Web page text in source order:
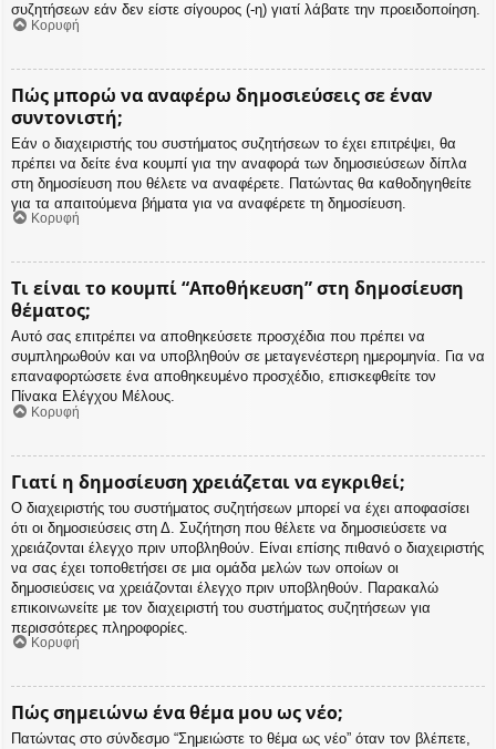
συζητήσεων εάν δεν είστε σίγουρος (-η) γιατί λάβατε την προειδοποίηση.
Κορυφή
Πώς μπορώ να αναφέρω δημοσιεύσεις σε έναν
συντονιστή;
Εάν ο διαχειριστής του συστήματος συζητήσεων το έχει επιτρέψει, θα
πρέπει να δείτε ένα κουμπί για την αναφορά των δημοσιεύσεων δίπλα
στη δημοσίευση που θέλετε να αναφέρετε. Πατώντας θα καθοδηγηθείτε
για τα απαιτούμενα βήματα για να αναφέρετε τη δημοσίευση.
Κορυφή
Τι είναι το κουμπί “Αποθήκευση” στη δημοσίευση
θέματος;
Αυτό σας επιτρέπει να αποθηκεύσετε προσχέδια που πρέπει να
συμπληρωθούν και να υποβληθούν σε μεταγενέστερη ημερομηνία. Για να
επαναφορτώσετε ένα αποθηκευμένο προσχέδιο, επισκεφθείτε τον
Πίνακα Ελέγχου Μέλους.
Κορυφή
Γιατί η δημοσίευση χρειάζεται να εγκριθεί;
Ο διαχειριστής του συστήματος συζητήσεων μπορεί να έχει αποφασίσει
ότι οι δημοσιεύσεις στη Δ. Συζήτηση που θέλετε να δημοσιεύσετε να
χρειάζονται έλεγχο πριν υποβληθούν. Είναι επίσης πιθανό ο διαχειριστής
να σας έχει τοποθετήσει σε μια ομάδα μελών των οποίων οι
δημοσιεύσεις να χρειάζονται έλεγχο πριν υποβληθούν. Παρακαλώ
επικοινωνείτε με τον διαχειριστή του συστήματος συζητήσεων για
περισσότερες πληροφορίες.
Κορυφή
Πώς σημειώνω ένα θέμα μου ως νέο;
Πατώντας στο σύνδεσμο “Σημειώστε το θέμα ως νέο” όταν τον βλέπετε,